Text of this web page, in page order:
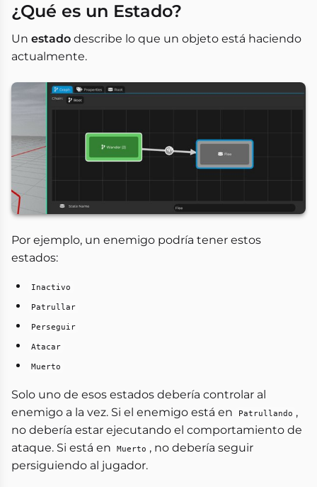
¿Qué es un Estado?
Un estado describe lo que un objeto está haciendo
actualmente.
Por ejemplo, un enemigo podría tener estos
estados:
Inactivo
Patrullar
Perseguir
Atacar
Muerto
Solo uno de esos estados debería controlar al
enemigo a la vez. Si el enemigo está en
Patrullando ,
no debería estar ejecutando el comportamiento de
ataque. Si está en
Muerto , no debería seguir
persiguiendo al jugador.